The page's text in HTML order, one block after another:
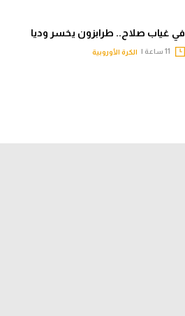
في غياب صلاح.. طرابزون يخسر وديا
الكرة الأوروبية